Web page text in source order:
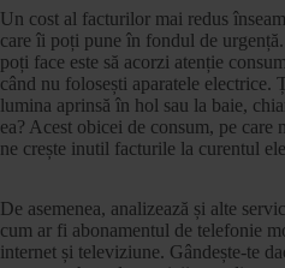
Un cost al facturilor mai redus
care îi poți pune în fondul de
poți face este să acorzi atenție
când nu folosești aparatele electrice.
lumina aprinsă în hol sau la baie,
ea? Acest obicei de consum, pe
ne crește inutil facturile la curentul
De asemenea, analizează și alte
cum ar fi abonamentul de telefonie
internet și televiziune. Gândește-te